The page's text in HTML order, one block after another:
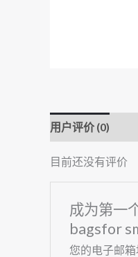
用户评价 (0)
目前还没有评价
成为第一
bagsfor
您的电子邮箱